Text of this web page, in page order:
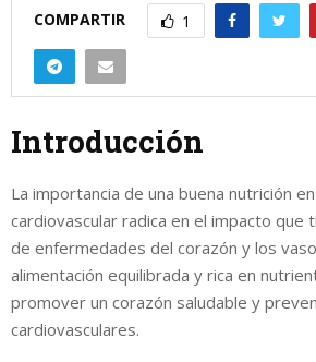
COMPARTIR 1
Introducción
La importancia de una buena nutrición
cardiovascular radica en el impacto que
de enfermedades del corazón y los
alimentación equilibrada y rica en
promover un corazón saludable y
cardiovasculares.